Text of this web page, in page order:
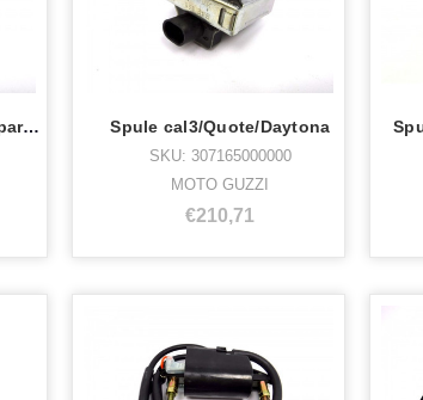
Spule breva1100 +twinspark c3, Spule cal3/Quote/Daytona
SKU: 307165000000
MOTO GUZZI
€210,71